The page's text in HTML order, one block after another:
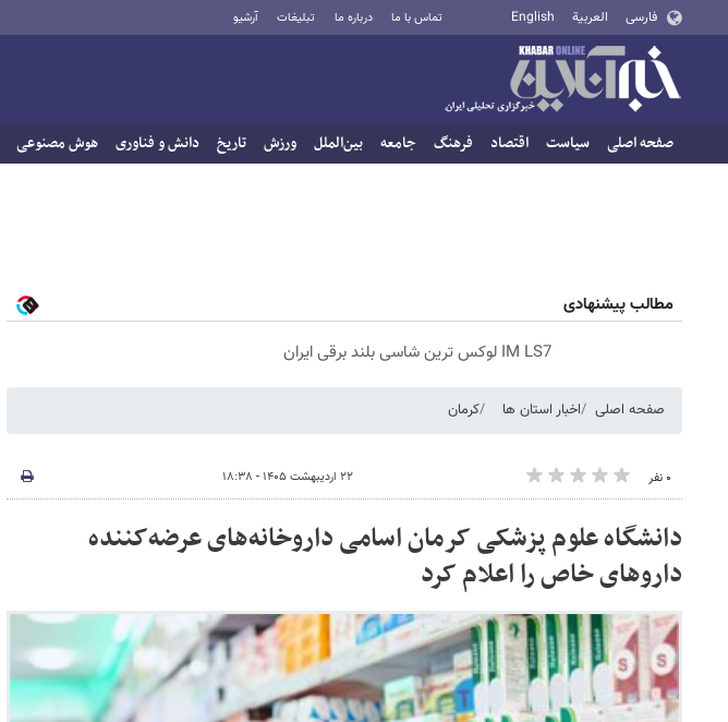
فارسی العربية English تماس با ما درباره ما تبلیغات آرشیو
صفحه اصلی سیاست اقتصاد فرهنگ جامعه بین‌الملل ورزش تاریخ دانش و فناوری هوش مصنوعی
مطالب پیشنهادی
IM LS7 لوکس ترین شاسی بلند برقی ایران
صفحه اصلی اخبار استان ها کرمان
۰ نفر ۲۲ اردیبهشت ۱۴۰۵ - ۱۸:۳۸
دانشگاه علوم پزشکی کرمان اسامی داروخانه‌های عرضه‌کننده
داروهای خاص را اعلام کرد